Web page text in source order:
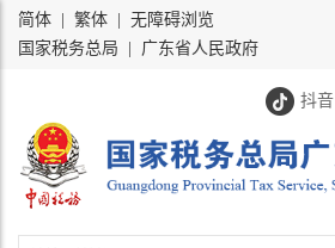
简体 繁体
无障碍浏览
国家税务总局
广东省人民政府
抖音